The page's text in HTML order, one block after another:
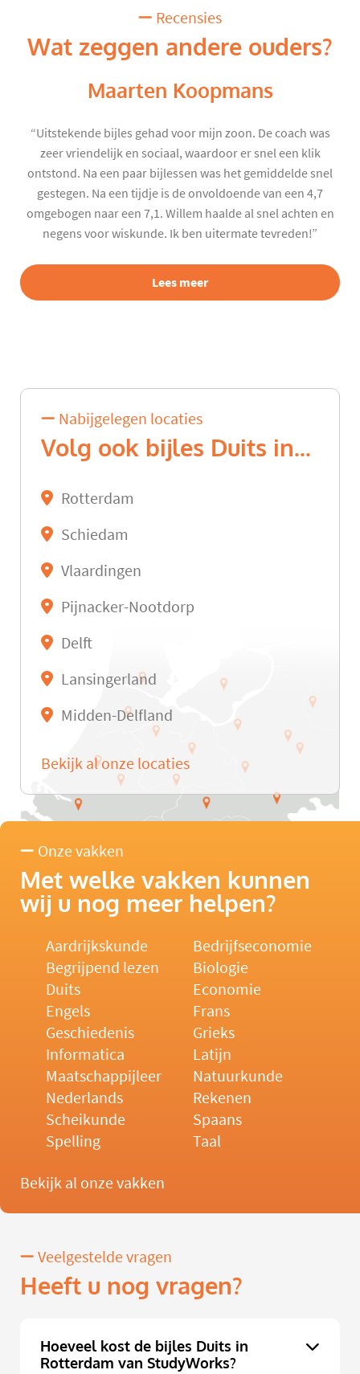
Recensies
Wat zeggen andere ouders?
Maarten Koopmans
“Uitstekende bijles gehad voor mijn zoon. De coach was
zeer vriendelijk en sociaal, waardoor er snel een klik
ontstond. Na een paar bijlessen was het gemiddelde snel
gestegen. Na een tijdje is de onvoldoende van een 4,7
omgebogen naar een 7,1. Willem haalde al snel achten en
negens voor wiskunde. Ik ben uitermate tevreden!”
Lees meer
Nabijgelegen locaties
Volg ook bijles Duits in...
Rotterdam
Schiedam
Vlaardingen
Pijnacker-Nootdorp
Delft
Lansingerland
Midden-Delfland
Bekijk al onze locaties
Onze vakken
Met welke vakken kunnen
wij u nog meer helpen?
Aardrijkskunde
Bedrijfseconomie
Begrijpend lezen
Biologie
Duits
Economie
Engels
Frans
Geschiedenis
Grieks
Informatica
Latijn
Maatschappijleer
Natuurkunde
Nederlands
Rekenen
Scheikunde
Spaans
Spelling
Taal
Bekijk al onze vakken
Veelgestelde vragen
Heeft u nog vragen?
Hoeveel kost de bijles Duits in
Rotterdam van StudyWorks?